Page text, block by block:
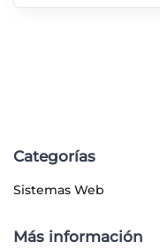
Categorías
Sistemas Web
Más información